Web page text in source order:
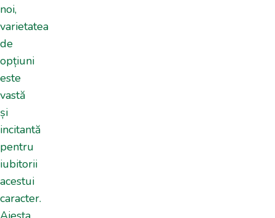
noi,
varietatea
de
opțiuni
este
‌vastă⁢
și
incitantă
pentru
iubitorii
acestui
caracter.